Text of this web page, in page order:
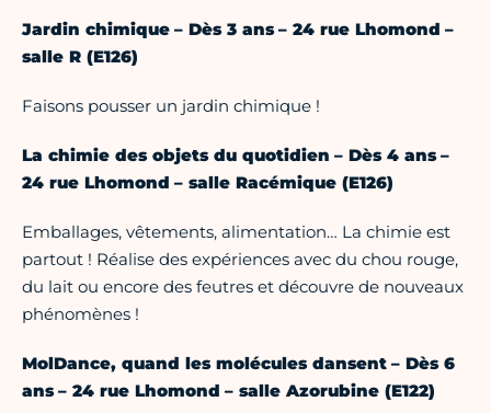
Jardin chimique – Dès 3 ans – 24 rue Lhomond –
salle R (E126)
Faisons pousser un jardin chimique !
La chimie des objets du quotidien – Dès 4 ans –
24 rue Lhomond – salle Racémique (E126)
Emballages, vêtements, alimentation… La chimie est
partout ! Réalise des expériences avec du chou rouge,
du lait ou encore des feutres et découvre de nouveaux
phénomènes !
MolDance, quand les molécules dansent – Dès 6
ans – 24 rue Lhomond – salle Azorubine (E122)